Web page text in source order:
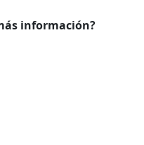
información?